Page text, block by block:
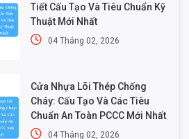
Tiết Cấu Tạo Và Tiêu Chuẩn Kỹ
Thuật Mới Nhất
04 Tháng 02, 2026
Cửa Nhựa Lõi Thép Chống
Cháy: Cấu Tạo Và Các Tiêu
Chuẩn An Toàn PCCC Mới Nhất
04 Tháng 02, 2026